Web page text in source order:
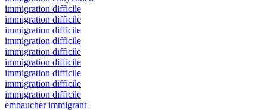
immigration difficile
immigration difficile
immigration difficile
immigration difficile
immigration difficile
immigration difficile
immigration difficile
immigration difficile
immigration difficile
embaucher immigrant